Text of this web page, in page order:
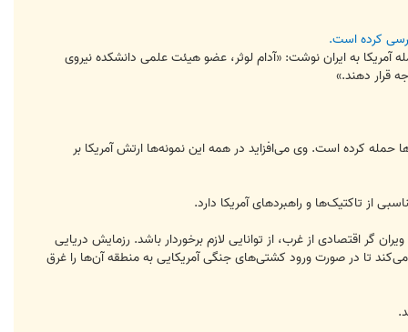
کرده است.
تی وی روز سه شنبه (10 ژانویه / 20 دی) در خبری پیرامون حمله آمریکا به ایران نوشت: «آدام لوثر، عضو هیئت علمی دانشکده نیروی
قرار دهند.»
حمله کرده است. وی می‌افزاید در همه این نمونه‌ها ارتش آمریکا بر
از تاکتیک‌ها و راهبردهای آمریکا دارد.
گر اقتصادی از غرب، از توانایی لازم برخوردار باشد. رزمایش دریایی
تا در صورت ورود کشتی‌های جنگی آمریکایی به منطقه آن‌ها را غرق